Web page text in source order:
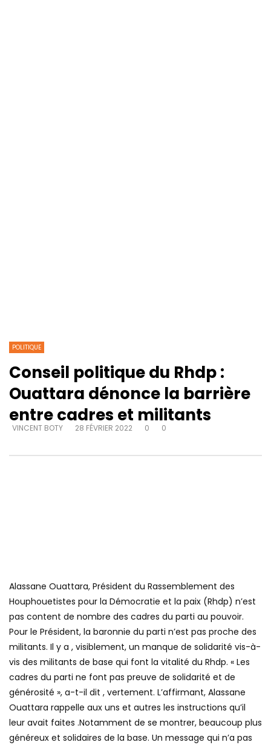
POLITIQUE
Conseil politique du Rhdp :
Ouattara dénonce la barrière
entre cadres et militants
VINCENT BOTY 28 FÉVRIER 2022 0 0
Alassane Ouattara, Président du Rassemblement des
Houphouetistes pour la Démocratie et la paix (Rhdp) n’est
pas content de nombre des cadres du parti au pouvoir.
Pour le Président, la baronnie du parti n’est pas proche des
militants. Il y a , visiblement, un manque de solidarité vis-à-
vis des militants de base qui font la vitalité du Rhdp. « Les
cadres du parti ne font pas preuve de solidarité et de
générosité », a-t-il dit , vertement. L’affirmant, Alassane
Ouattara rappelle aux uns et autres les instructions qu’il
leur avait faites .Notamment de se montrer, beaucoup plus
généreux et solidaires de la base. Un message qui n’a pas